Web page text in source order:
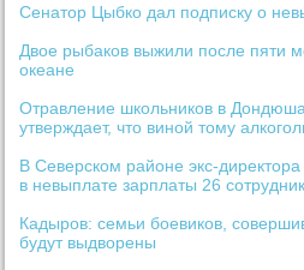
Сенатор Цыбко дал подписку о
Двое рыбаков выжили после пяти
океане
Отравление школьников в
утверждает, что виной тому
В Северском районе экс-
в невыплате зарплаты 26
Кадыров: семьи боевиков,
будут выдворены